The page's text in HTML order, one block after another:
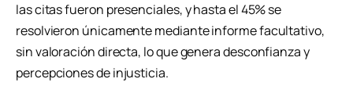
las citas fueron presenciales, y hasta el 45% se
resolvieron únicamente mediante informe facultativo,
sin valoración directa, lo que genera desconfianza y
percepciones de injusticia.